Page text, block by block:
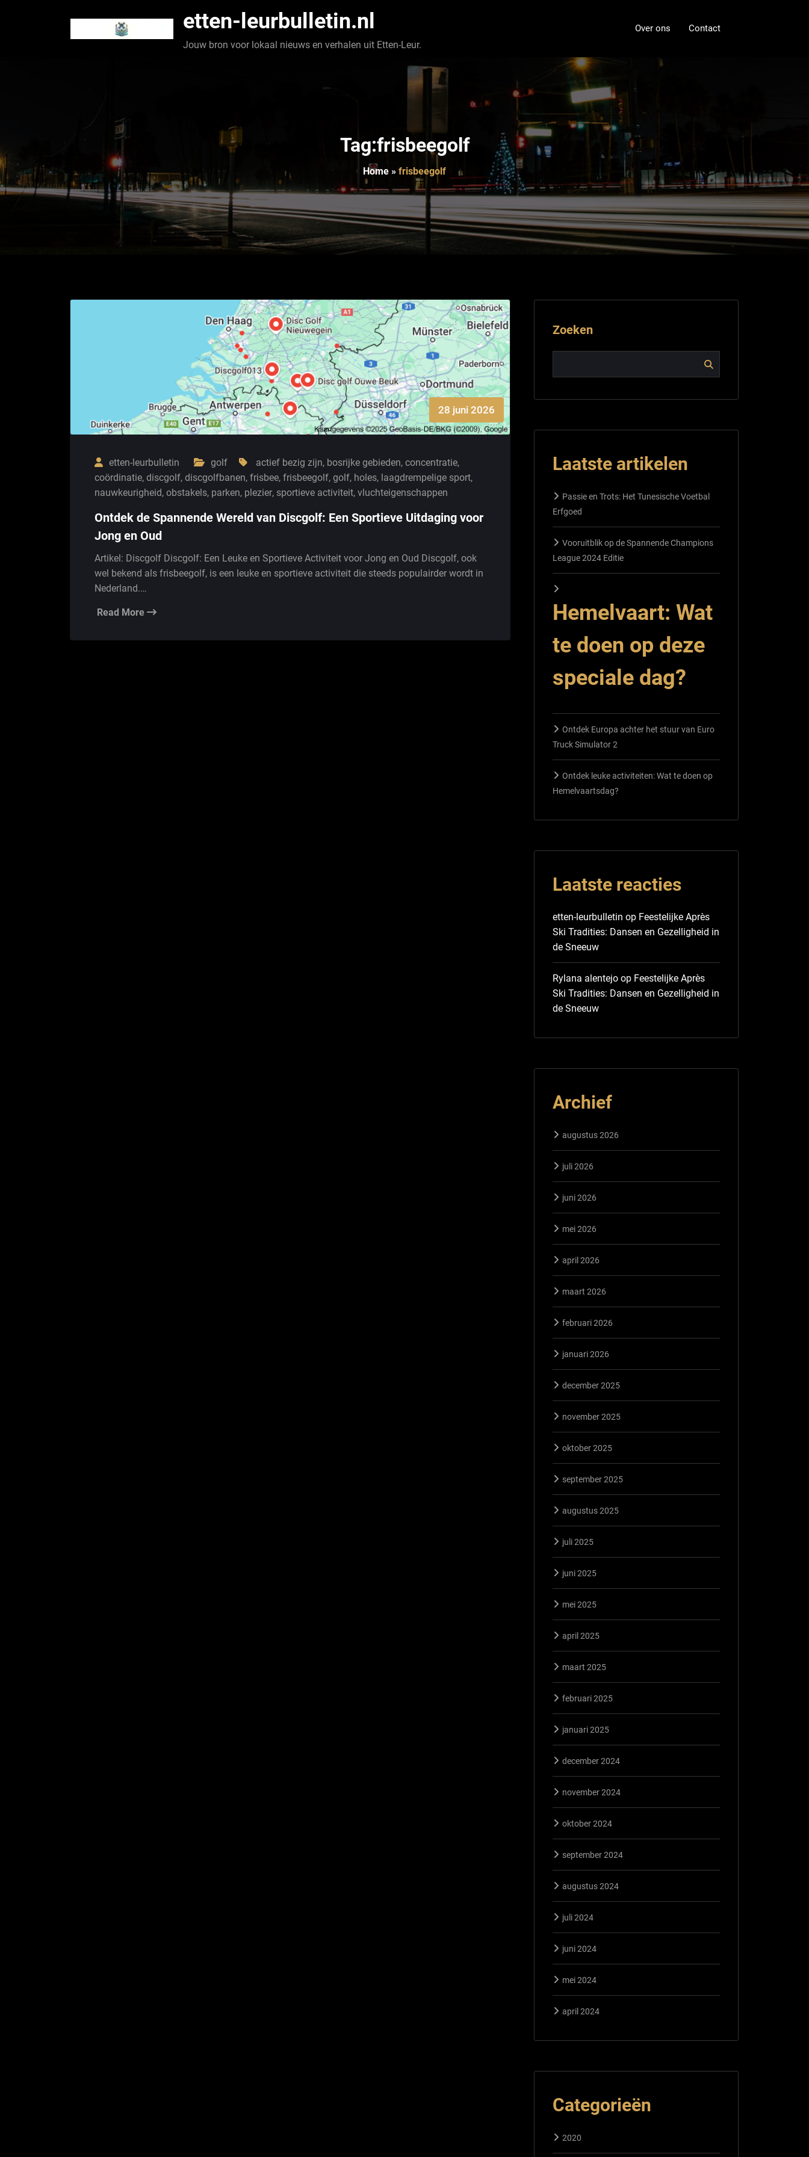
etten-leurbulletin.nl
Jouw bron voor lokaal nieuws en verhalen uit Etten-Leur.
Over ons Contact
Tag:frisbeegolf
Home » frisbeegolf
28 juni 2026
etten-leurbulletin golf actief bezig zijn, bosrijke gebieden, concentratie,
coördinatie, discgolf, discgolfbanen, frisbee, frisbeegolf, golf, holes, laagdrempelige sport,
nauwkeurigheid, obstakels, parken, plezier, sportieve activiteit, vluchteigenschappen
Ontdek de Spannende Wereld van Discgolf: Een Sportieve Uitdaging voor
Jong en Oud
Artikel: Discgolf Discgolf: Een Leuke en Sportieve Activiteit voor Jong en Oud Discgolf, ook
wel bekend als frisbeegolf, is een leuke en sportieve activiteit die steeds populairder wordt in
Nederland.…
Read More
Zoeken
Laatste artikelen
Passie en Trots: Het Tunesische Voetbal
Erfgoed
Vooruitblik op de Spannende Champions
League 2024 Editie
Hemelvaart: Wat
te doen op deze
speciale dag?
Ontdek Europa achter het stuur van Euro
Truck Simulator 2
Ontdek leuke activiteiten: Wat te doen op
Hemelvaartsdag?
Laatste reacties
etten-leurbulletin op Feestelijke Après
Ski Tradities: Dansen en Gezelligheid in
de Sneeuw
Rylana alentejo op Feestelijke Après
Ski Tradities: Dansen en Gezelligheid in
de Sneeuw
Archief
augustus 2026
juli 2026
juni 2026
mei 2026
april 2026
maart 2026
februari 2026
januari 2026
december 2025
november 2025
oktober 2025
september 2025
augustus 2025
juli 2025
juni 2025
mei 2025
april 2025
maart 2025
februari 2025
januari 2025
december 2024
november 2024
oktober 2024
september 2024
augustus 2024
juli 2024
juni 2024
mei 2024
april 2024
Categorieën
2020